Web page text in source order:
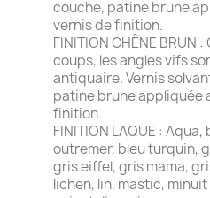
couche, patine brune
vernis de finition.
FINITION CHÊNE BRUN
coups, les angles vifs
antiquaire. Vernis
patine brune appliquée
finition.
FINITION LAQUE :
outremer, bleu turquin,
gris eiffel, gris mama,
lichen, lin, mastic,